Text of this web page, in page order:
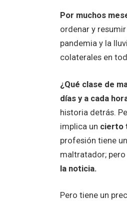
Por muchos
ordenar y
pandemia y la
colaterales en
¿Qué clase de
días y a cada
historia detrás.
implica un cierto
profesión tiene
maltratador;
la noticia.
Pero tiene un